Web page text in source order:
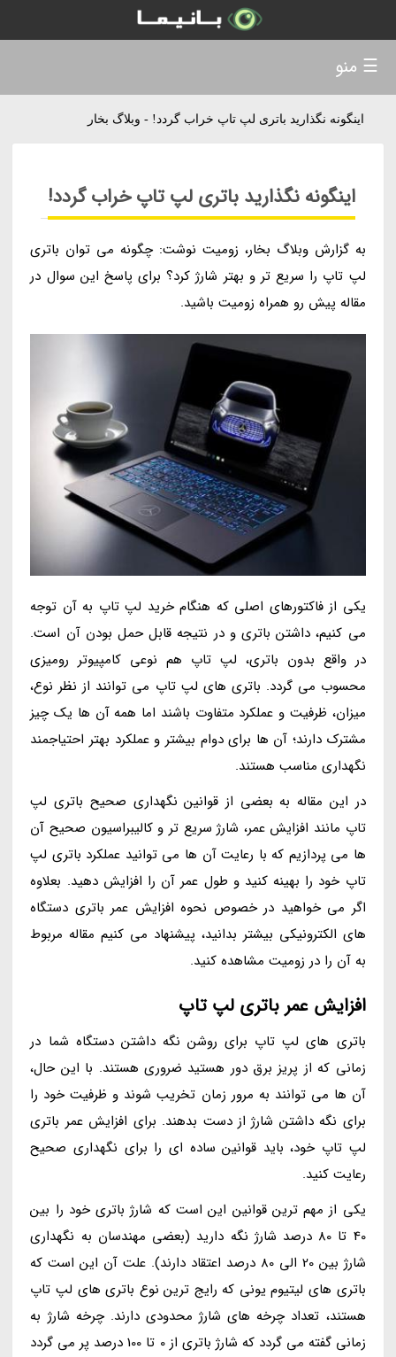
اینگونه نگذارید باتری لپ تاپ خراب گردد! - وبلاگ بخار
اینگونه نگذارید باتری لپ تاپ خراب گردد!
به گزارش وبلاگ بخار، زومیت نوشت: چگونه می توان باتری
لپ تاپ را سریع تر و بهتر شارژ کرد؟ برای پاسخ این سوال در
مقاله پیش رو همراه زومیت باشید.
یکی از فاکتورهای اصلی که هنگام خرید لپ تاپ به آن توجه
می کنیم، داشتن باتری و در نتیجه قابل حمل بودن آن است.
در واقع بدون باتری، لپ تاپ هم نوعی کامپیوتر رومیزی
محسوب می گردد. باتری های لپ تاپ می توانند از نظر نوع،
میزان، ظرفیت و عملکرد متفاوت باشند اما همه آن ها یک چیز
مشترک دارند؛ آن ها برای دوام بیشتر و عملکرد بهتر احتیاجمند
نگهداری مناسب هستند.
در این مقاله به بعضی از قوانین نگهداری صحیح باتری لپ
تاپ مانند افزایش عمر، شارژ سریع تر و کالیبراسیون صحیح آن
ها می پردازیم که با رعایت آن ها می توانید عملکرد باتری لپ
تاپ خود را بهینه کنید و طول عمر آن را افزایش دهید. بعلاوه
اگر می خواهید در خصوص نحوه افزایش عمر باتری دستگاه
های الکترونیکی بیشتر بدانید، پیشنهاد می کنیم مقاله مربوط
به آن را در زومیت مشاهده کنید.
افزایش عمر باتری لپ تاپ
باتری های لپ تاپ برای روشن نگه داشتن دستگاه شما در
زمانی که از پریز برق دور هستید ضروری هستند. با این حال،
آن ها می توانند به مرور زمان تخریب شوند و ظرفیت خود را
برای نگه داشتن شارژ از دست بدهند. برای افزایش عمر باتری
لپ تاپ خود، باید قوانین ساده ای را برای نگهداری صحیح
رعایت کنید.
یکی از مهم ترین قوانین این است که شارژ باتری خود را بین
40 تا 80 درصد شارژ نگه دارید (بعضی مهندسان به نگهداری
شارژ بین 20 الی 80 درصد اعتقاد دارند). علت آن این است که
باتری های لیتیوم یونی که رایج ترین نوع باتری های لپ تاپ
هستند، تعداد چرخه های شارژ محدودی دارند. چرخه شارژ به
زمانی گفته می گردد که شارژ باتری از 0 تا 100 درصد پر می گردد
☰ منو